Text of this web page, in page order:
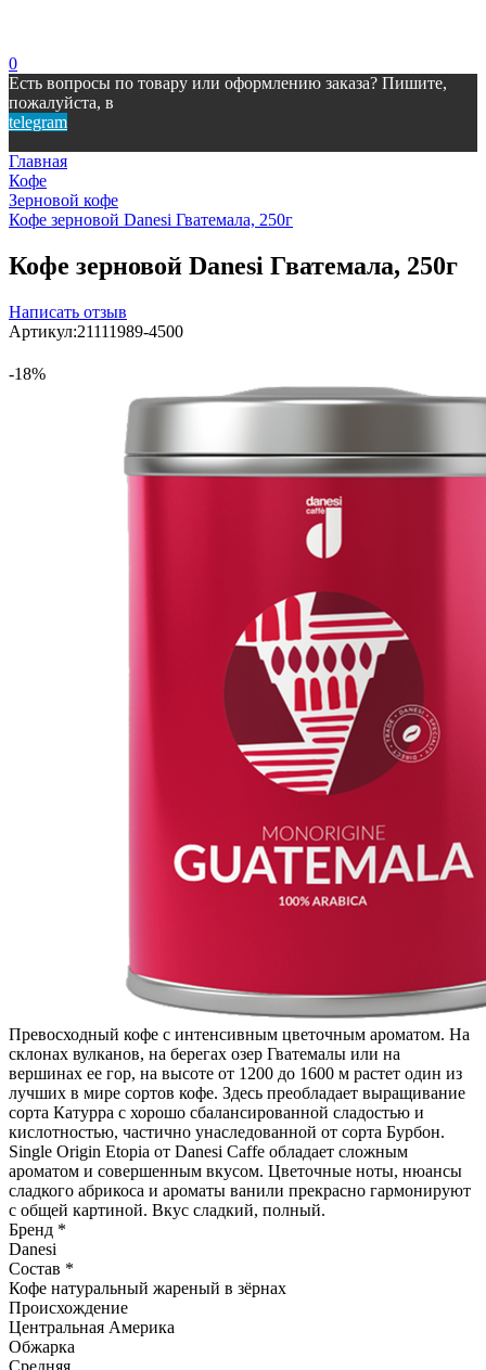
0
Есть вопросы по товару или оформлению заказа? Пишите,
пожалуйста, в
telegram
Главная
Кофе
Зерновой кофе
Кофе зерновой Danesi Гватемала, 250г
Кофе зерновой Danesi Гватемала, 250г
Написать отзыв
Артикул:21111989-4500
-18%
Превосходный кофе с интенсивным цветочным ароматом. На
склонах вулканов, на берегах озер Гватемалы или на
вершинах ее гор, на высоте от 1200 до 1600 м растет один из
лучших в мире сортов кофе. Здесь преобладает выращивание
сорта Катурра с хорошо сбалансированной сладостью и
кислотностью, частично унаследованной от сорта Бурбон.
Single Origin Etopia от Danesi Caffe обладает сложным
ароматом и совершенным вкусом. Цветочные ноты, нюансы
сладкого абрикоса и ароматы ванили прекрасно гармонируют
с общей картиной. Вкус сладкий, полный.
Бренд *
Danesi
Состав *
Кофе натуральный жареный в зёрнах
Происхождение
Центральная Америка
Обжарка
Средняя